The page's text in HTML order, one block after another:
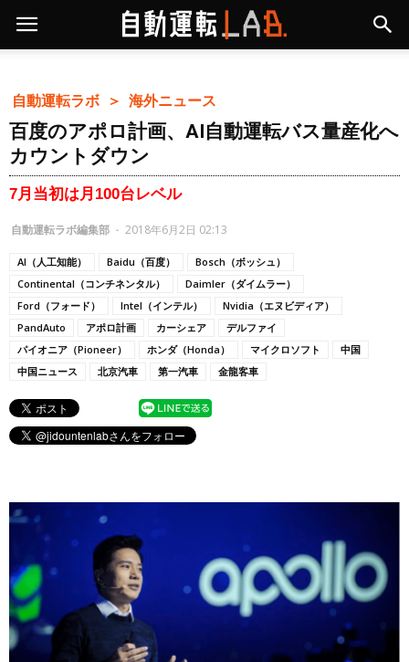
自動運転ラボ ＞ 海外ニュース
百度のアポロ計画、AI自動運転バス量産化へ
カウントダウン
7月当初は月100台レベル
自動運転ラボ編集部 - 2018年6月2日 02:13
AI（人工知能） Baidu（百度）
Bosch（ボッシュ）
Continental（コンチネンタル）
Daimler（ダイムラー）
Ford（フォード）
Intel（インテル）
Nvidia（エヌビディア）
PandAuto
アポロ計画 カーシェア
デルファイ
パイオニア（Pioneer）
ホンダ（Honda） マイクロソフト
中国
中国ニュース
北京汽車 第一汽車 金龍客車